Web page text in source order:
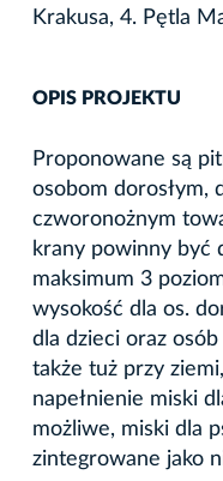
Krakusa, 4. Pętla
OPIS PROJEKTU
Proponowane są
osobom dorosłym,
czworonożnym
krany powinny być
maksimum 3
wysokość dla os.
dla dzieci oraz
także tuż przy
napełnienie miski
możliwe, miski dla
zintegrowane jako